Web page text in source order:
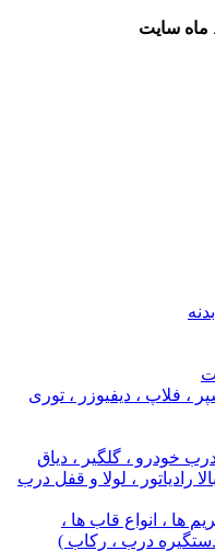
ماه سایت
، فلاپ ، دیفیوزر ، توری
خودرو ، گلگیر ، دیاق
رادیاتور ، لولا و قفل درب
ها ، انواع قاب ها ،
درب ، رکاب )